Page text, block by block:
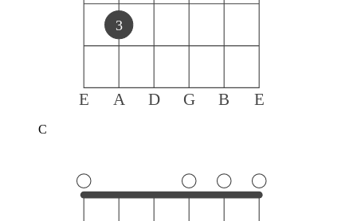
E A D G B E
3
C